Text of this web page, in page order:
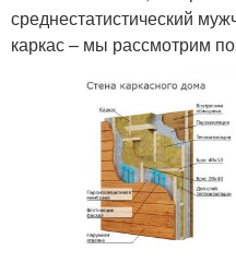
среднестатистический
каркас – мы рассмотрим